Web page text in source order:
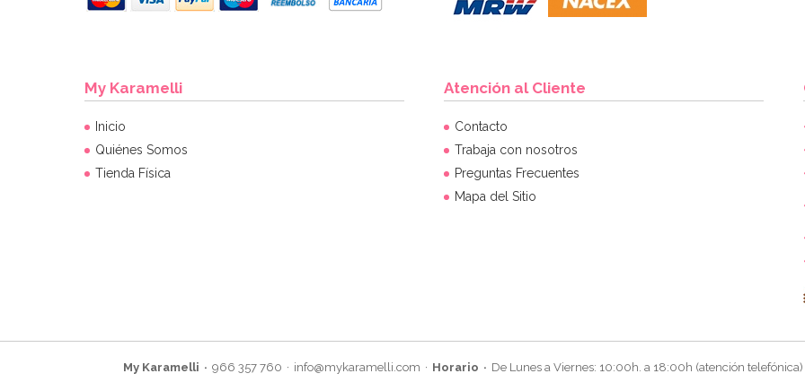
My Karamelli
Inicio
Quiénes Somos
Tienda Física
Atención al Cliente
Contacto
Trabaja con nosotros
Preguntas Frecuentes
Mapa del Sitio
My Karamelli 966 357 760 info@mykaramelli.com Horario De Lunes a Viernes: 10:00h. a 18:00h (atención telefónica)